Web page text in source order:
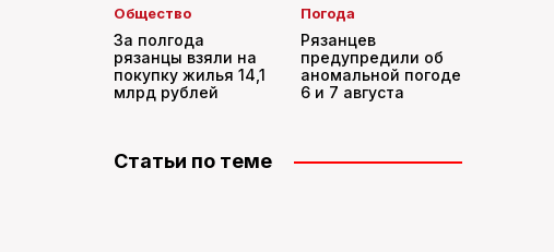
Общество
За полгода
рязанцы взяли на
покупку жилья 14,1
млрд рублей
Погода
Рязанцев
предупредили об
аномальной погоде
6 и 7 августа
Статьи по теме